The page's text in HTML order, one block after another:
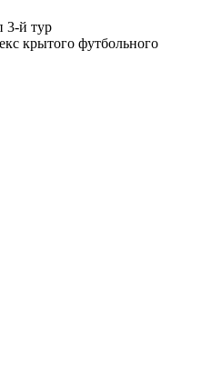
3-й тур
крытого футбольного